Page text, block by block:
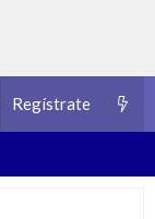
Recursos
Regístrate